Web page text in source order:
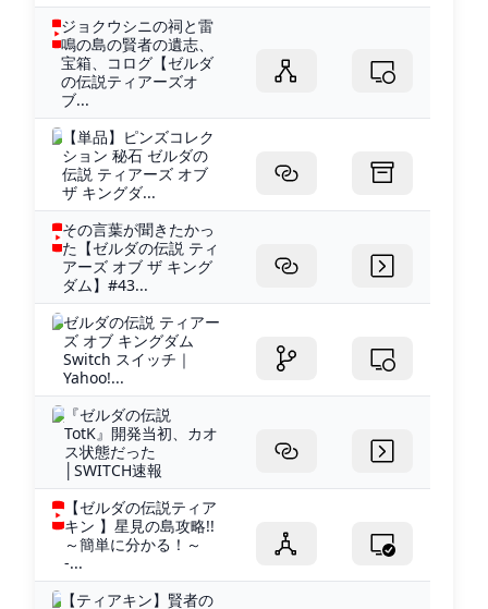
ジョクウシニの祠と雷
鳴の島の賢者の遺志、
宝箱、コログ【ゼルダ
の伝説ティアーズオ
ブ...
【単品】ピンズコレク
ション 秘石 ゼルダの
伝説 ティアーズ オブ
ザ キングダ...
その言葉が聞きたかっ
た【ゼルダの伝説 ティ
アーズ オブ ザ キング
ダム】#43...
ゼルダの伝説 ティアー
ズ オブ キングダム
Switch スイッチ｜
Yahoo!...
『ゼルダの伝説
TotK』開発当初、カオ
ス状態だった
│SWITCH速報
【ゼルダの伝説ティア
キン 】星見の島攻略!!
～簡単に分かる！～
-...
【ティアキン】賢者の